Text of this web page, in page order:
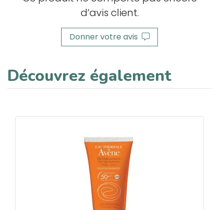
d’avis client.
Donner votre avis
Découvrez également